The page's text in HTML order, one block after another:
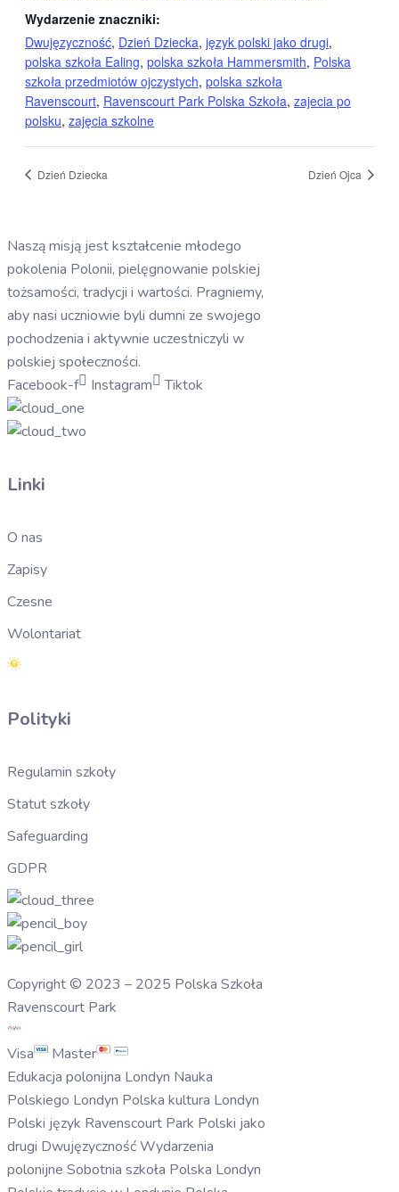
Wydarzenie znaczniki:
Dwujęzyczność, Dzień Dziecka, język polski jako drugi,
polska szkoła Ealing, polska szkoła Hammersmith, Polska
szkoła przedmiotów ojczystych, polska szkoła
Ravenscourt, Ravenscourt Park Polska Szkoła, zajecia po
polsku, zajęcia szkolne
Dzień Dziecka Dzień Ojca
Naszą misją jest kształcenie młodego
pokolenia Polonii, pielęgnowanie polskiej
tożsamości, tradycji i wartości. Pragniemy,
aby nasi uczniowie byli dumni ze swojego
pochodzenia i aktywnie uczestniczyli w
polskiej społeczności.
Facebook-f
Instagram Tiktok
Linki
O nas
Zapisy
Czesne
Wolontariat
Polityki
Regulamin szkoły
Statut szkoły
Safeguarding
GDPR
Copyright © 2023 – 2025 Polska Szkoła
Ravenscourt Park
Visa
Master
Edukacja polonijna Londyn Nauka
Polskiego Londyn Polska kultura Londyn
Polski język Ravenscourt Park Polski jako
drugi Dwujęzyczność Wydarzenia
polonijne Sobotnia szkoła Polska Londyn